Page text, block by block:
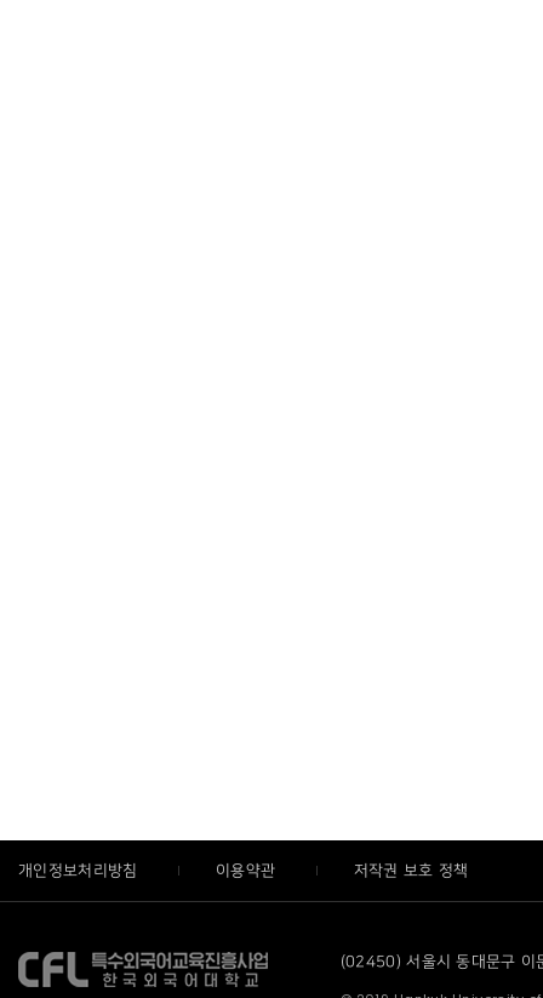
개인정보처리방침 이용약관 저작권 보호 정책
(02450) 서울시 동대문구